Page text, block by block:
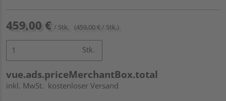
459,00 € / Stk. (459,00 € / Stk.)
Stk.
vue.ads.priceMerchantBox.total
inkl. MwSt. kostenloser Versand